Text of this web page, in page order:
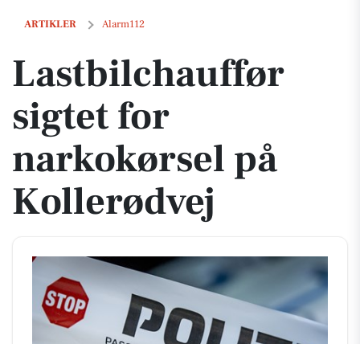
ARTIKLER Alarm112
Lastbilchauffør sigtet for narkokørsel på Kollerødvej
Lastbilchauffør
sigtet for
narkokørsel på
Kollerødvej